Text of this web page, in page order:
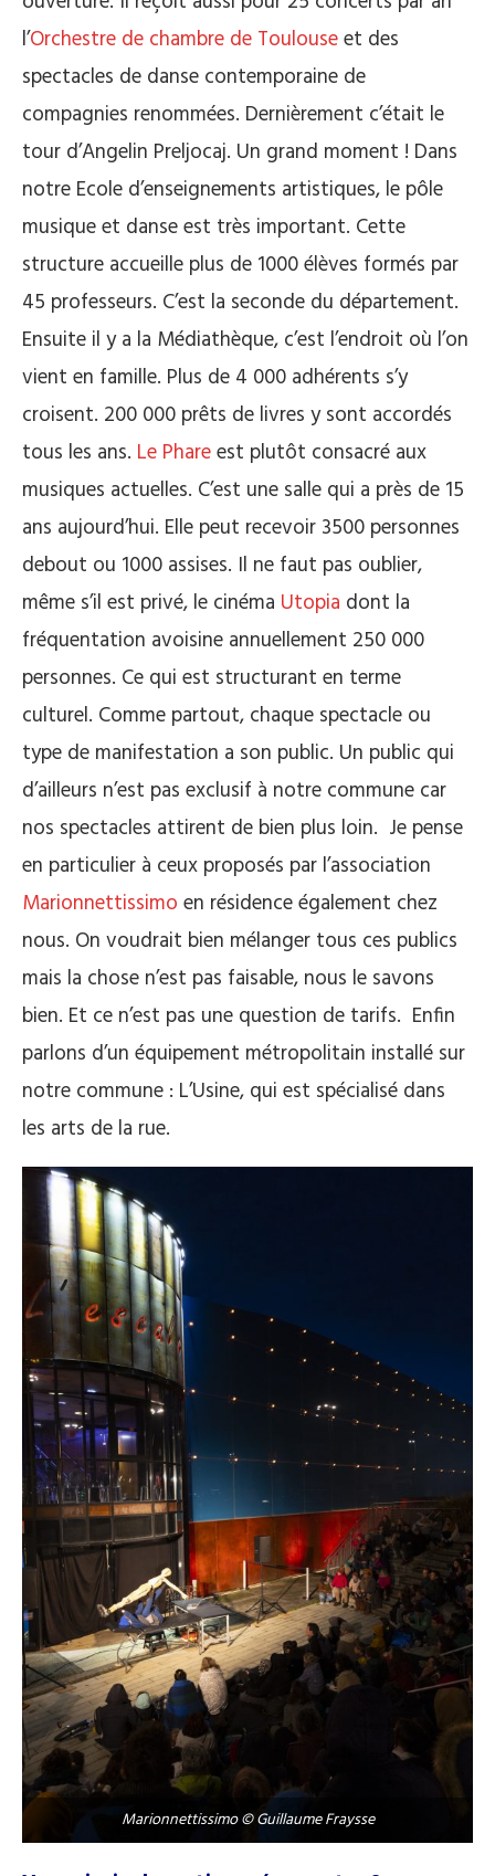
l’Orchestre de chambre de Toulouseet des
spectacles de danse contemporaine de
compagnies renommées. Dernièrement c’était le
tour d’Angelin Preljocaj. Un grand moment ! Dans
notre Ecole d’enseignements artistiques, le pôle
musique et danse est très important. Cette
structure accueille plus de 1000 élèves formés par
45 professeurs. C’est la seconde du département.
Ensuite il y a la Médiathèque, c’est l’endroit où l’on
vient en famille. Plus de 4 000 adhérents s’y
croisent. 200 000 prêts de livres y sont accordés
tous les ans. Le Phareest plutôt consacré aux
musiques actuelles. C’est une salle qui a près de 15
ans aujourd’hui. Elle peut recevoir 3500 personnes
debout ou 1000 assises. Il ne faut pas oublier,
même s’il est privé, le cinéma Utopia dont la
fréquentation avoisine annuellement 250 000
personnes. Ce qui est structurant en terme
culturel. Comme partout, chaque spectacle ou
type de manifestation a son public. Un public qui
d’ailleurs n’est pas exclusif à notre commune car
nos spectacles attirent de bien plus loin. Je pense
en particulier à ceux proposés par l’association
Marionnettissimo en résidence également chez
nous. On voudrait bien mélanger tous ces publics
mais la chose n’est pas faisable, nous le savons
bien. Et ce n’est pas une question de tarifs. Enfin
parlons d’un équipement métropolitain installé sur
notre commune : L’Usine, qui est spécialisé dans
les arts de la rue.
Marionnettissimo © Guillaume Fraysse